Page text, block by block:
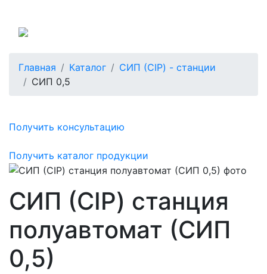
Главная Каталог
СИП (CIP) - станции
СИП 0,5
Получить консультацию
Получить каталог продукции
СИП (CIP) станция
полуавтомат (СИП
0,5)